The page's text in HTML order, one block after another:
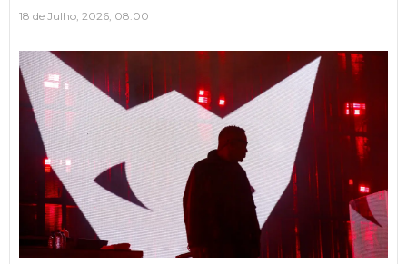
18 de Julho, 2026, 08:00